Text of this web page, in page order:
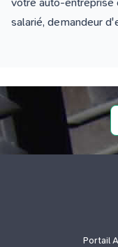
salarié, demandeur
Portail